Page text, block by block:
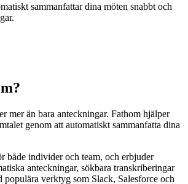
sammanfattar dina möten snabbt och
?
mer än bara anteckningar. Fathom hjälper
genom att automatiskt sammanfatta dina
både individer och team, och erbjuder
anteckningar, sökbara transkriberingar
populära verktyg som Slack, Salesforce och